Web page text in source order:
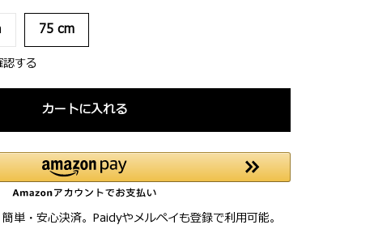
75 cm
する
カートに入れる
単・安心決済。Paidyやメルペイも登録で利用可能。